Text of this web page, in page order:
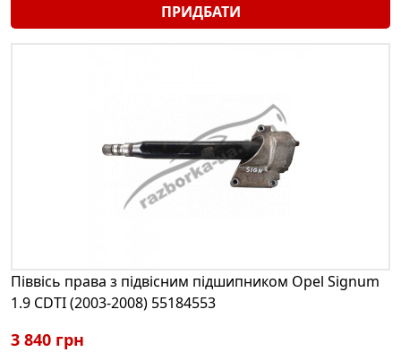
ПРИДБАТИ
Піввісь права з підвісним підшипником Opel Signum
1.9 CDTI (2003-2008) 55184553
3 840 грн